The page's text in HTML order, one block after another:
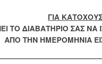
ΓΙΑ
ΤΟ ΔΙΑΒΑΤΗΡΙΟ ΣΑΣ ΝΑ
ΑΠΟ ΤΗΝ ΗΜΕΡΟΜΗΝΙΑ